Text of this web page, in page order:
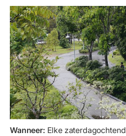
Wanneer: Elke zaterdagochtend